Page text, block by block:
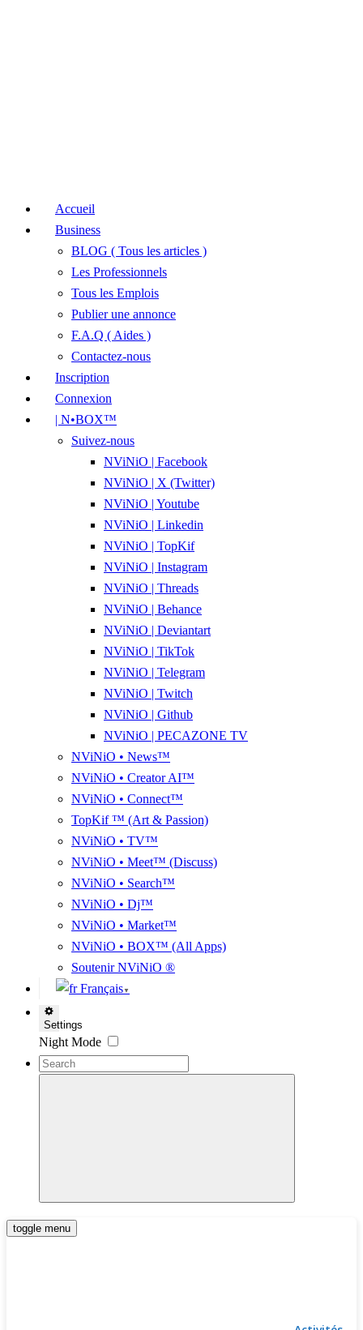
Accueil
Business
BLOG ( Tous les articles )
Les Professionnels
Tous les Emplois
Publier une annonce
F.A.Q ( Aides )
Contactez-nous
Inscription
Connexion
| N•BOX™
Suivez-nous
NViNiO | Facebook
NViNiO | X (Twitter)
NViNiO | Youtube
NViNiO | Linkedin
NViNiO | TopKif
NViNiO | Instagram
NViNiO | Threads
NViNiO | Behance
NViNiO | Deviantart
NViNiO | TikTok
NViNiO | Telegram
NViNiO | Twitch
NViNiO | Github
NViNiO | PECAZONE TV
NViNiO • News™
NViNiO • Creator AI™
NViNiO • Connect™
TopKif ™ (Art & Passion)
NViNiO • TV™
NViNiO • Meet™ (Discuss)
NViNiO • Search™
NViNiO • Dj™
NViNiO • Market™
NViNiO • BOX™ (All Apps)
Soutenir NViNiO ®
Français ▼
Settings
Night Mode
toggle menu